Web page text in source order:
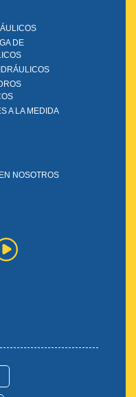
DE
A LA MEDIDA
NOSOTROS